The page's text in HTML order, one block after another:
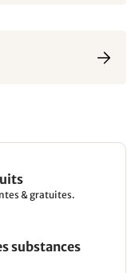
& gratuites.
substances